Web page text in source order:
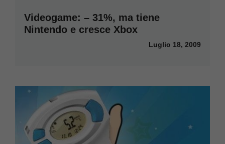
Videogame: – 31%, ma tiene
Nintendo e cresce Xbox
Luglio 18, 2009